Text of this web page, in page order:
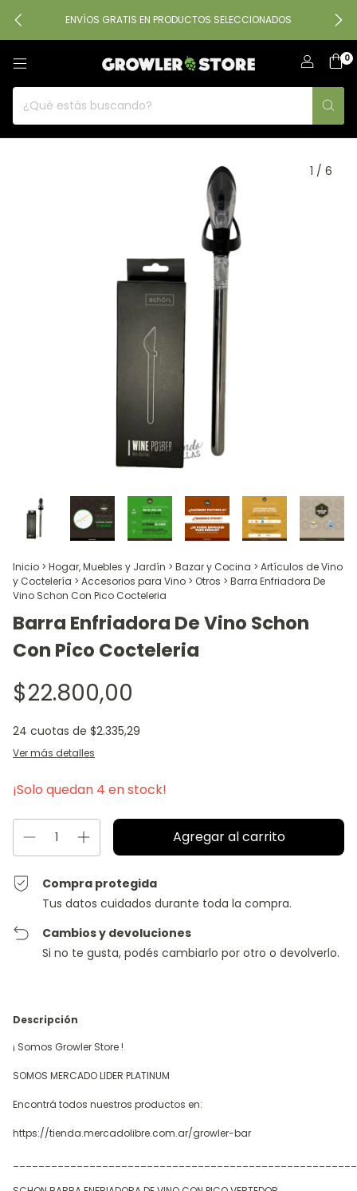
ENVÍOS GRATIS EN PRODUCTOS SELECCIONADOS
0
1 / 6
Inicio > Hogar, Muebles y Jardín > Bazar y Cocina > Artículos de Vino
y Coctelería > Accesorios para Vino > Otros > Barra Enfriadora De
Vino Schon Con Pico Cocteleria
Barra Enfriadora De Vino Schon
Con Pico Cocteleria
$22.800,00
24 cuotas de $2.335,29
Ver más detalles
¡Solo quedan 4 en stock!
Compra protegida
Tus datos cuidados durante toda la compra.
Cambios y devoluciones
Si no te gusta, podés cambiarlo por otro o devolverlo.
Descripción
¡ Somos Growler Store !
SOMOS MERCADO LIDER PLATINUM
Encontrá todos nuestros productos en:
https://tienda.mercadolibre.com.ar/growler-bar